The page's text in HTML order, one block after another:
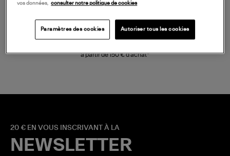
à partir de 150 € d'achat*
20 € EN VOUS INSCRIVANT À LA
NEWSLETTER
vos données, consulter notre politique de cookies
Paramètres des cookies Autoriser tous les cookies